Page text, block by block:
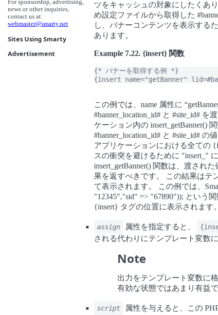
For sponsorship, advertising,
news or other inquiries,
contact us at:
webmaster@smarty.net
Sites Using Smarty
Advertisement
ツをキャッシュの対象にしたくあ
め設定ファイルから取得した
し、バナーコンテンツを表示する
あります。
Example 7.22. {insert} 関数
{* バナーを取得する例 *}
この例では、name 属性に “
#banner_location_id# と #site_id# を
ケーション内の insert_getBanner()
#banner_location_id# と #site_id#
アプリケーションにおける全ての
スの衝突を避けるために "insert_"
insert_getBanner() 関数は、渡され
果を返すべきです。 この結果はテ
て表示されます。 この例では、
"12345","sid" => "67890")); という
{insert} タグの位置に表示されます
assign 属性を指定すると、
される代わりにテンプレート変数
Note
出力をテンプレート変数に
有効な状態ではあまり有益
script
属性を与えると、この